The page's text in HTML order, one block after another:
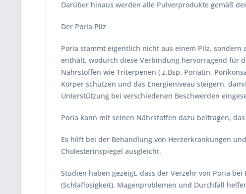
Darüber hinaus werden alle Pulverprodukte gemäß
Der Poria Pilz
Poria stammt eigentlich nicht aus einem Pilz,
enthält, wodurch diese Verbindung hervorragend für
Nährstoffen wie Triterpenen ( z.Bsp. Poriatin,
Körper schützen und das Energieniveau steigern,
Unterstützung bei verschiedenen Beschwerden
Poria kann mit seinen Nährstoffen dazu beitragen,
Es hilft bei der Behandlung von Herzerkrankungen
Cholesterinspiegel ausgleicht.
Studien haben gezeigt, dass der Verzehr von Poria
(Schlaflosigkeit), Magenproblemen und Durchfall